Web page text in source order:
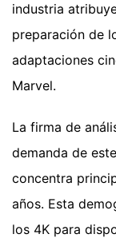
industria
preparación de
adaptaciones
Marvel.
La firma de
demanda de
concentra
años. Esta
los 4K para